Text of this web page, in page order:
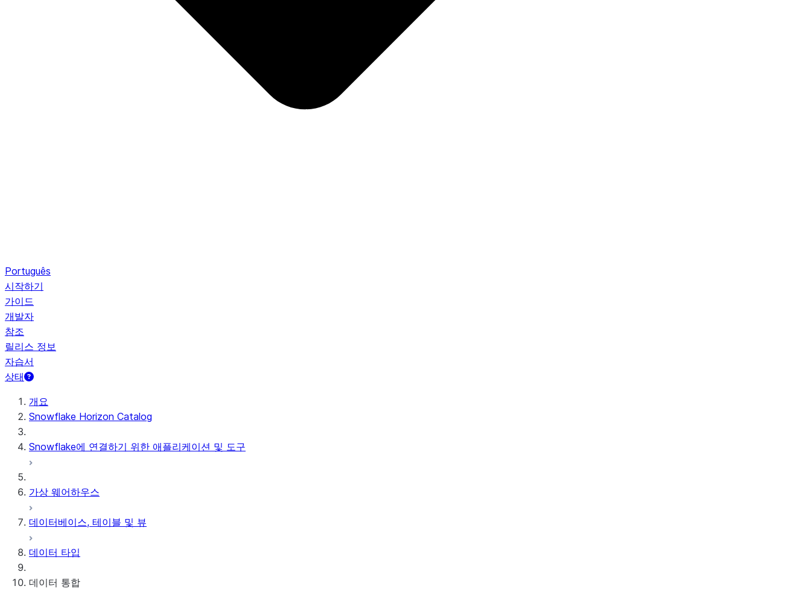
Português
시작하기
가이드
개발자
참조
릴리스 정보
자습서
상태
개요
Snowflake Horizon Catalog
Snowflake에 연결하기 위한 애플리케이션 및 도구
가상 웨어하우스
데이터베이스, 테이블 및 뷰
데이터 타입
데이터 통합